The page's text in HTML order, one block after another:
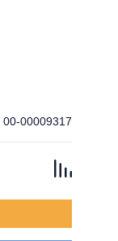
00-00009317